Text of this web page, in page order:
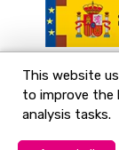
This website
to improve the
analysis tasks.